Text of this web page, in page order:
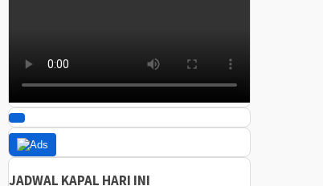
JADWAL KAPAL HARI INI